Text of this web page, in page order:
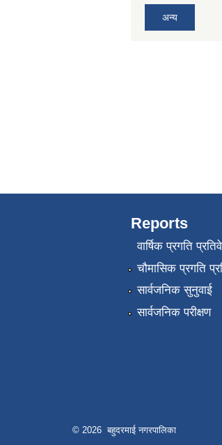
अन्य
Reports
वार्षिक प्रगति
चौमासिक प्रगति
सार्वजनिक सुनुवाई
सार्वजनिक परीक्षण
© 2026 बहुदरमाई नगरपालिका